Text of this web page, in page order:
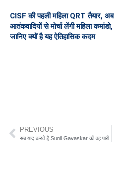
CISF की पहली महिला QRT तैयार, अब
आतंकवादियों से मोर्चा लेंगी महिला कमांडो,
जानिए क्यों है यह ऐतिहासिक कदम
PREVIOUS
सब याद करते हैं Sunil Gavaskar की वह पारी